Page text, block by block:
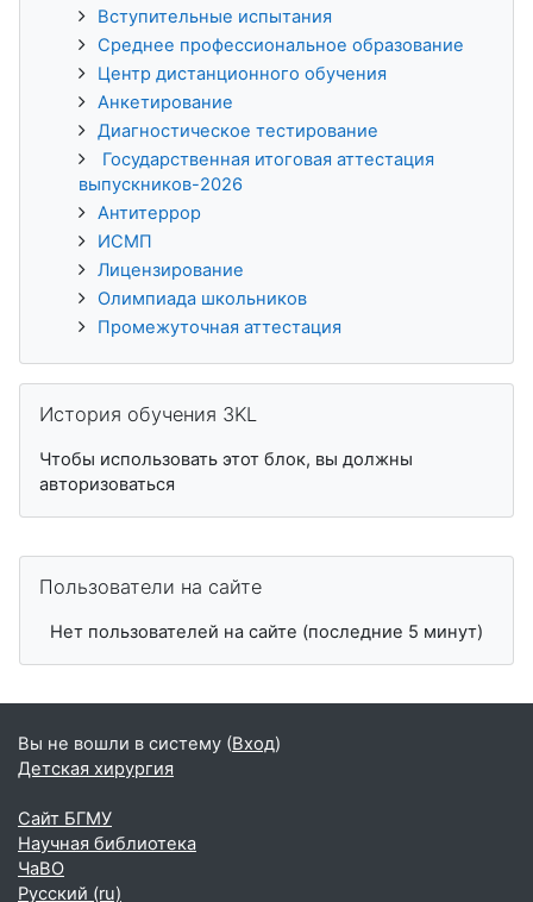
Вступительные испытания
Среднее профессиональное образование
Центр дистанционного обучения
Анкетирование
Диагностическое тестирование
Государственная итоговая аттестация
выпускников-2026
Антитеррор
ИСМП
Лицензирование
Олимпиада школьников
Промежуточная аттестация
История обучения 3KL
Чтобы использовать этот блок, вы должны
авторизоваться
Пользователи на сайте
Нет пользователей на сайте (последние 5 минут)
Вы не вошли в систему (Вход)
Детская хирургия
Сайт БГМУ
Научная библиотека
ЧаВО
Русский ‎(ru)‎